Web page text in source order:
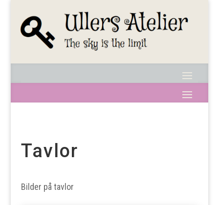
Tavlor
Bilder på tavlor